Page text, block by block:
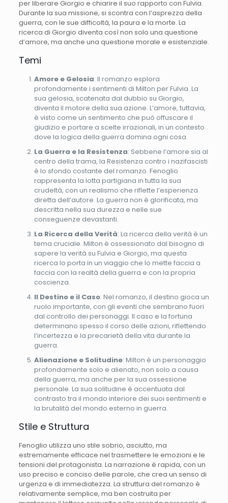
per liberare Giorgio e chiarire il suo rapporto con Fulvia.
Durante la sua missione, si scontra con l’asprezza della
guerra, con le sue difficoltà, la paura e la morte. La
ricerca di Giorgio diventa così non solo una questione
d’amore, ma anche una questione morale e esistenziale.
Temi
Amore e Gelosia: Il romanzo esplora
profondamente i sentimenti di Milton per Fulvia. La
sua gelosia, scatenata dal dubbio su Giorgio,
diventa il motore della sua azione. L’amore, tuttavia,
è visto come un sentimento che può offuscare il
giudizio e portare a scelte irrazionali, in un contesto
dove la logica della guerra domina ogni cosa.
La Guerra e la Resistenza: Sebbene l’amore sia al
centro della trama, la Resistenza contro i nazifascisti
è lo sfondo costante del romanzo. Fenoglio
rappresenta la lotta partigiana in tutta la sua
crudeltà, con un realismo che riflette l’esperienza
diretta dell’autore. La guerra non è glorificata, ma
descritta nella sua durezza e nelle sue
conseguenze devastanti.
La Ricerca della Verità: La ricerca della verità è un
tema cruciale. Milton è ossessionato dal bisogno di
sapere la verità su Fulvia e Giorgio, ma questa
ricerca lo porta in un viaggio che lo mette faccia a
faccia con la realtà della guerra e con la propria
coscienza.
Il Destino e il Caso: Nel romanzo, il destino gioca un
ruolo importante, con gli eventi che sembrano fuori
dal controllo dei personaggi. Il caso e la fortuna
determinano spesso il corso delle azioni, riflettendo
l’incertezza e la precarietà della vita durante la
guerra.
Alienazione e Solitudine: Milton è un personaggio
profondamente solo e alienato, non solo a causa
della guerra, ma anche per la sua ossessione
personale. La sua solitudine è accentuata dal
contrasto tra il mondo interiore dei suoi sentimenti e
la brutalità del mondo esterno in guerra.
Stile e Struttura
Fenoglio utilizza uno stile sobrio, asciutto, ma
estremamente efficace nel trasmettere le emozioni e le
tensioni del protagonista. La narrazione è rapida, con un
uso preciso e conciso delle parole, che crea un senso di
urgenza e di immediatezza. La struttura del romanzo è
relativamente semplice, ma ben costruita per